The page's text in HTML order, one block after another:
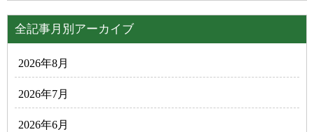
全記事月別アーカイブ
2026年8月
2026年7月
2026年6月